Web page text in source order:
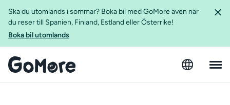
Ska du utomlands i sommar? Boka bil med GoMore även när
du reser till Spanien, Finland, Estland eller Österrike!
Boka bil utomlands